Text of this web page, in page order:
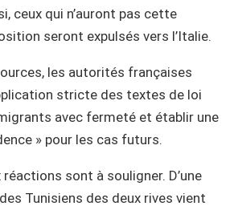
ceux qui n’auront pas cette
seront expulsés vers l’Italie.
les autorités françaises
stricte des textes de loi
avec fermeté et établir une
» pour les cas futurs.
réactions sont à souligner. D’une
Tunisiens des deux rives vient